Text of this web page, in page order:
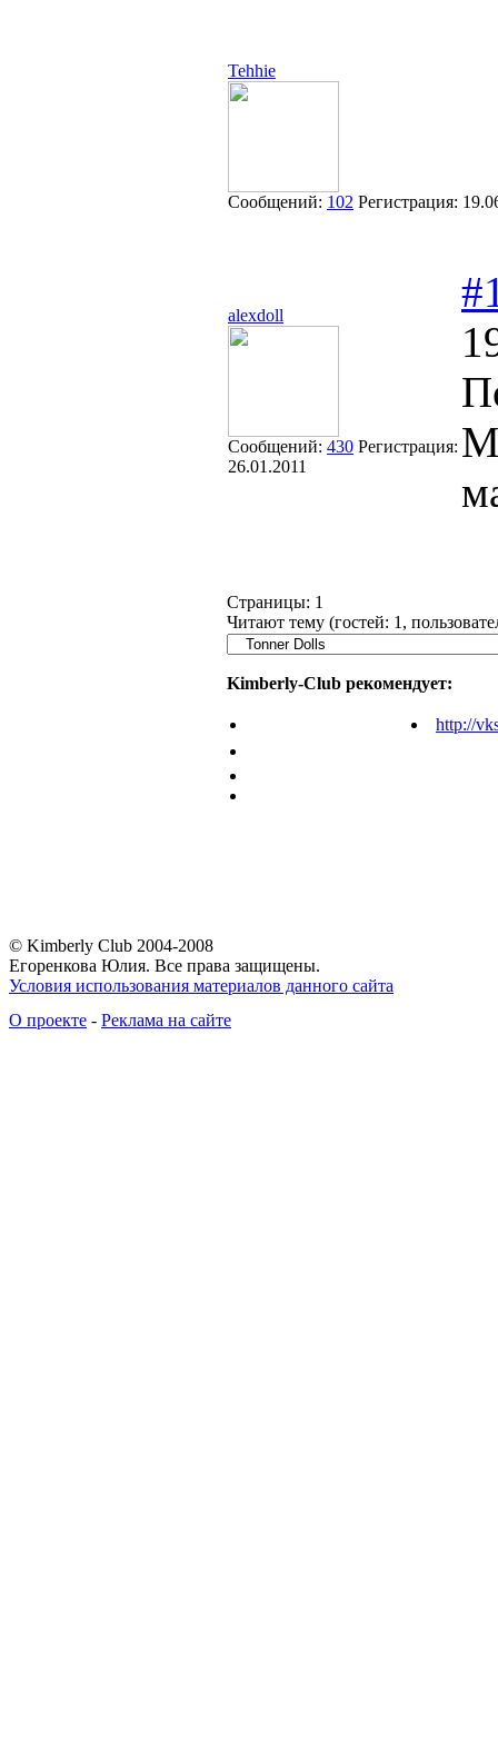
Tehhie
Сообщений: 102 Регистрация:
alexdoll
Сообщений: 430 Регистрация:
26.01.2011
Страницы: 1
Читают тему (гостей: 1 ,
Kimberly-Club рекомендует:
http://
© Kimberly Club 2004-2008
Егоренкова Юлия. Все права защищены.
Условия использования материалов данного сайта
О проекте - Реклама на сайте